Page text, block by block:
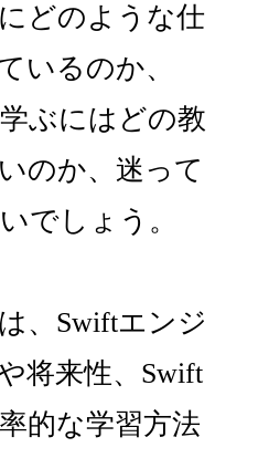
どのような仕
いるのか、
ぶにはどの教
のか、迷って
でしょう。
、Swiftエンジ
将来性、Swift
的な学習方法